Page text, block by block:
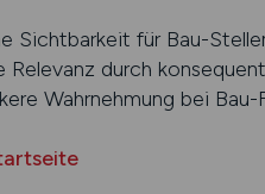
Sichtbarkeit für Bau-
Relevanz durch
Wahrnehmung bei